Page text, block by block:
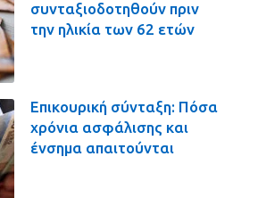
συνταξιοδοτηθούν πριν
την ηλικία των 62 ετών
Επικουρική σύνταξη: Πόσα
χρόνια ασφάλισης και
ένσημα απαιτούνται